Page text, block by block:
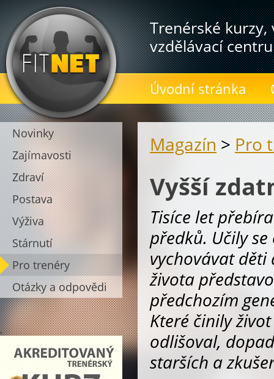
Trenérské
vzdělávací
Úvodní stránka
Novinky
Zajímavosti
Zdraví
Postava
Výživa
Stárnutí
Pro trenéry
Otázky a odpovědi
.
Magazín > Pro
Vyšší
Tisíce let
předků. Učily
vychovávat
života
předchozím
Které činily
odlišoval,
starších a